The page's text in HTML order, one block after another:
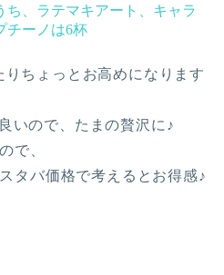
、ラテマキアート、キャラ
チーノは6杯
ちょっとお高めになります
いので、たまの贅沢に♪
で、
タバ価格で考えるとお得感♪